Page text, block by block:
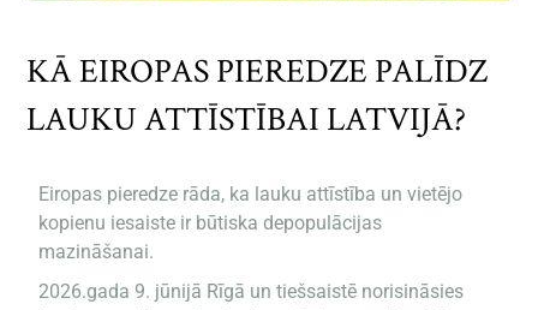
KĀ EIROPAS PIEREDZE PALĪDZ
LAUKU ATTĪSTĪBAI LATVIJĀ?
Eiropas pieredze rāda, ka lauku attīstība un vietējo
kopienu iesaiste ir būtiska depopulācijas
mazināšanai.
2026.gada 9. jūnijā Rīgā un tiešsaistē norisināsies